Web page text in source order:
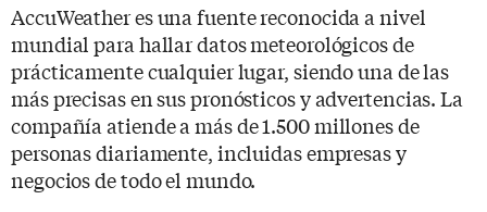
AccuWeather es una fuente reconocida a nivel
mundial para hallar datos meteorológicos de
prácticamente cualquier lugar, siendo una de las
más precisas en sus pronósticos y advertencias. La
compañía atiende a más de 1.500 millones de
personas diariamente, incluidas empresas y
negocios de todo el mundo.